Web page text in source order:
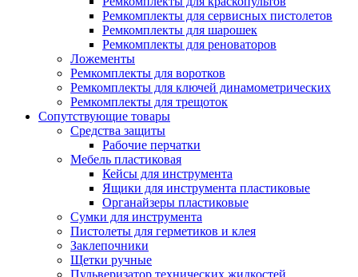
Ремкомплекты для сервисных пистолетов
Ремкомплекты для шарошек
Ремкомплекты для реноваторов
Ложементы
Ремкомплекты для воротков
Ремкомплекты для ключей динамометрических
Ремкомплекты для трещоток
Сопутствующие товары
Средства защиты
Рабочие перчатки
Мебель пластиковая
Кейсы для инструмента
Ящики для инструмента пластиковые
Органайзеры пластиковые
Сумки для инструмента
Пистолеты для герметиков и клея
Заклепочники
Щетки ручные
Пульверизатор технических жидкостей